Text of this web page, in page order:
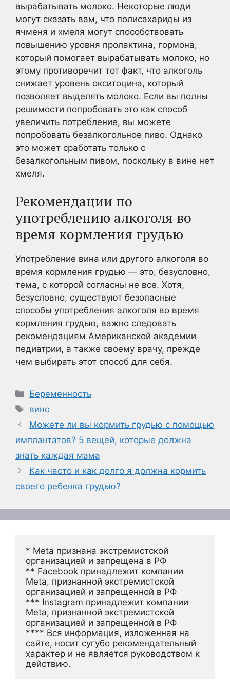
вырабатывать молоко. Некоторые люди
могут сказать вам, что полисахариды из
ячменя и хмеля могут способствовать
повышению уровня пролактина, гормона,
который помогает вырабатывать молоко, но
этому противоречит тот факт, что алкоголь
снижает уровень окситоцина, который
позволяет выделять молоко. Если вы полны
решимости попробовать это как способ
увеличить потребление, вы можете
попробовать безалкогольное пиво. Однако
это может сработать только с
безалкогольным пивом, поскольку в вине нет
хмеля.
Рекомендации по
употреблению алкоголя во
время кормления грудью
Употребление вина или другого алкоголя во
время кормления грудью — это, безусловно,
тема, с которой согласны не все. Хотя,
безусловно, существуют безопасные
способы употребления алкоголя во время
кормления грудью, важно следовать
рекомендациям Американской академии
педиатрии, а также своему врачу, прежде
чем выбирать этот способ для себя.
Рубрики
Беременность
Метки
вино
Можете ли вы кормить грудью с помощью
имплантатов? 5 вещей, которые должна
знать каждая мама
Как часто и как долго я должна кормить
своего ребенка грудью?
* Meta признана экстремистской
организацией и запрещена в РФ
** Facebook принадлежит компании
Meta, признанной экстремистской
организацией и запрещенной в РФ
*** Instagram принадлежит компании
Meta, признанной экстремистской
организацией и запрещенной в РФ
**** Вся информация, изложенная на
сайте, носит сугубо рекомендательный
характер и не является руководством к
действию.